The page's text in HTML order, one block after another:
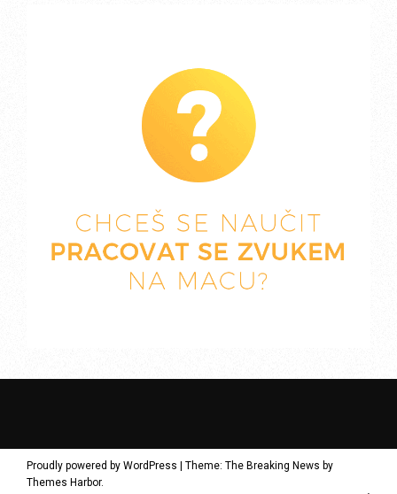
Proudly powered by WordPress | Theme: The Breaking News by
Themes Harbor.